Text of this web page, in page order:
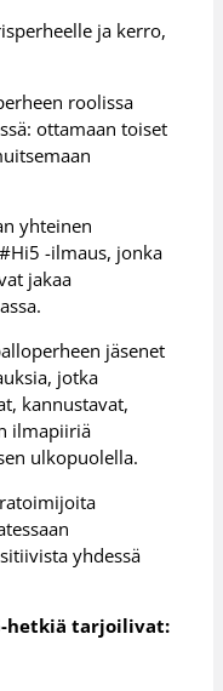
ja kerro,
roolissa
ottamaan toiset
yhteinen
-ilmaus, jonka
jakaa
jäsenet
jotka
kannustavat,
ilmapiiriä
ulkopuolella.
yhdessä
hetkiä tarjoilivat: